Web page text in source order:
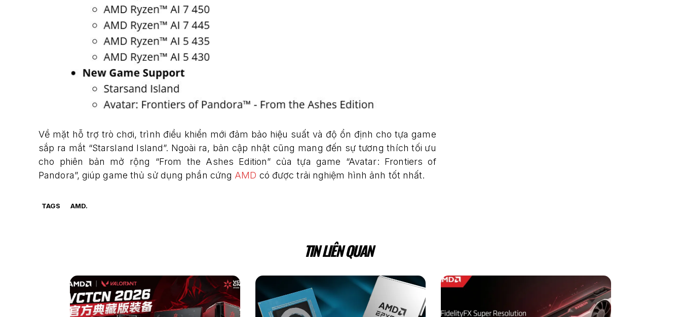
Về mặt hỗ trợ trò chơi, trình điều khiển mới đảm bảo hiệu suất và độ ổn định cho tựa game
sắp ra mắt “Starsland Island”. Ngoài ra, bản cập nhật cũng mang đến sự tương thích tối ưu
cho phiên bản mở rộng “From the Ashes Edition” của tựa game “Avatar: Frontiers of
Pandora”, giúp game thủ sử dụng phần cứng AMD có được trải nghiệm hình ảnh tốt nhất.
TAGS AMD.
TIN LIÊN QUAN